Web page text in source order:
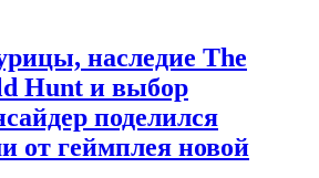
наследие The
Hunt и выбор
поделился
от геймплея новой